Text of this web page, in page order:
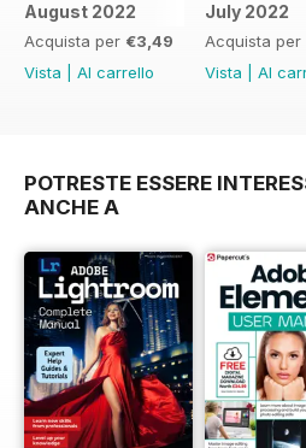
August 2022
Acquista per €3,49
Vista
Al carrello
July 2022
Acquista per
Vista
Al
POTRESTE ESSERE
ANCHE A